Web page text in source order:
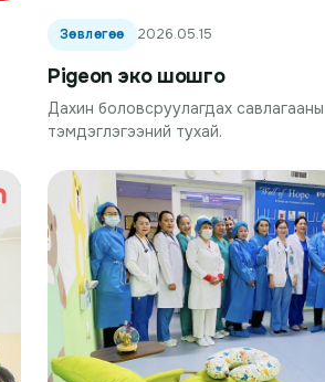
Зөвлөгөө 2026.05.15
Pigeon эко шошго
Дахин боловсруулагдах
тэмдэглэгээний тухай.